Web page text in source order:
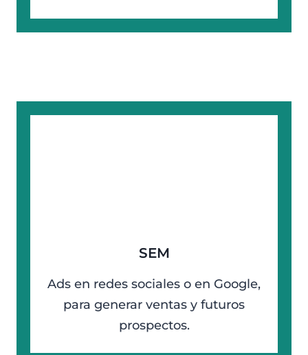
SEM
Ads en redes sociales o en Google,
para generar ventas y futuros
prospectos.